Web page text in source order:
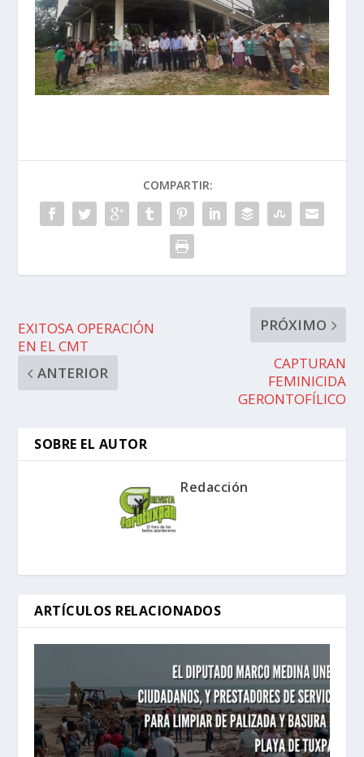
COMPARTIR:
EXITOSA OPERACIÓN
EN EL CMT
ANTERIOR
PRÓXIMO
CAPTURAN
FEMINICIDA
GERONTOFÍLICO
SOBRE EL AUTOR
Redacción
ARTÍCULOS RELACIONADOS